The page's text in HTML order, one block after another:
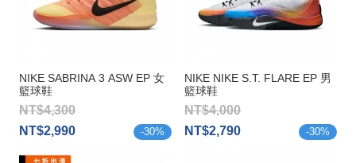
NIKE SABRINA 3 ASW EP 女
籃球鞋
NT$4,300
NT$2,990
-30%
NIKE NIKE S.T. FLARE EP 男
籃球鞋
NT$4,000
NT$2,790
-30%